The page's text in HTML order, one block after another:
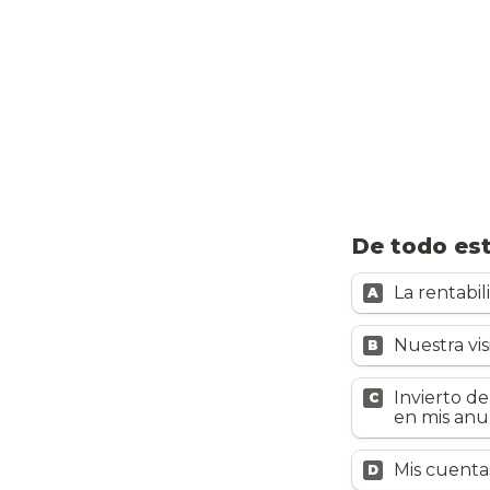
De todo
A La
B Nuestra
C
Invierto
en mis
D Mis